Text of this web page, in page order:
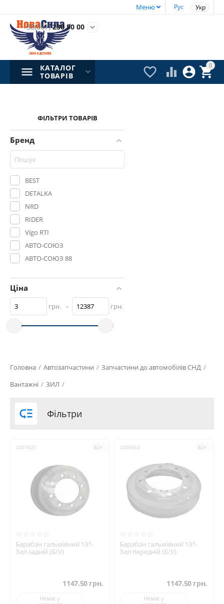
Рус Укр
Меню
+38(067)230 50 00 
0


 
КАТАЛОГ
ТОВАРІВ
ФІЛЬТРИ ТОВАРІВ
Бренд
BEST
DETALKA
NRD
RIDER
Vigo RTI
АВТО-СОЮЗ
АВТО-СОЮЗ 88
АМО ЗИЛ
КАМКОМ
СНД
ТРИБО
УКРАЇНА
Фритекс
ХЗК
Ціна
грн. – грн.
Головна / Автозапчастини / Запчастини до автомобілів СНД /
Вантажні / ЗИЛ /
 Фільтри
2407820 Б/У
Барабан гальмівний 131-
Зил задній (Б/У)
1147.50 грн.
Немає у
2408060 Б/У
Барабан гальмівний 131-
Зил передній (Б/У)
1147.50 грн.
Немає у